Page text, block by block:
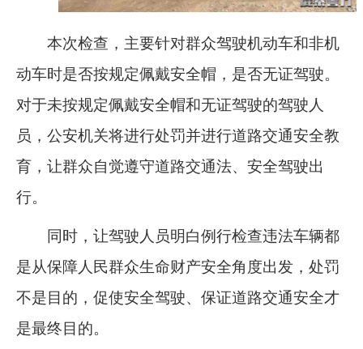
本次检查，主要针对群众驾驶机动车和非机
动车时是否按规定佩戴安全帽，是否无证驾驶。
对于未按规定佩戴安全帽和无证驾驶的驾驶人
员，公安机关将进行处罚并进行道路交通安全教
育，让群众自觉遵守道路交通法、安全驾驶出
行。
同时，让驾驶人员明白例行检查违法车辆都
是从保障人民群众生命财产安全角度出发，处罚
不是目的，促使安全驾驶、保证道路交通安全才
是最终目的。